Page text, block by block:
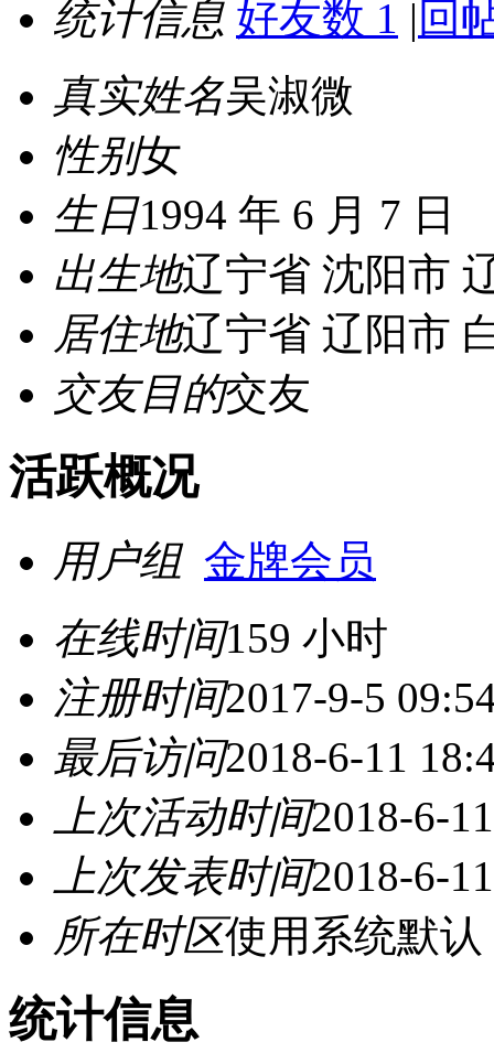
统计信息 好友数 1 | 回
真实姓名吴淑微
性别女
生日1994 年 6 月 7 日
出生地辽宁省 沈阳市
居住地辽宁省 辽阳市
交友目的交友
活跃概况
用户组 金牌会员
在线时间159 小时
注册时间2017-9-5
最后访问2018-6-11
上次活动时间2018-6-
上次发表时间2018-6-
所在时区使用系统默认
统计信息